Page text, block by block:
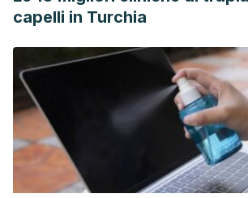
capelli in Turchia